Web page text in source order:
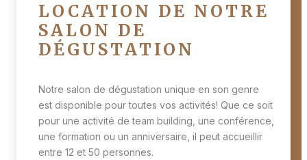
LOCATION DE NOTRE
SALON DE
DÉGUSTATION
Notre salon de dégustation unique en son genre
est disponible pour toutes vos activités! Que ce soit
pour une activité de team building, une conférence,
une formation ou un anniversaire, il peut accueillir
entre 12 et 50 personnes.